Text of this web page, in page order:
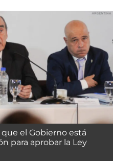
el Gobierno está
para aprobar la Ley